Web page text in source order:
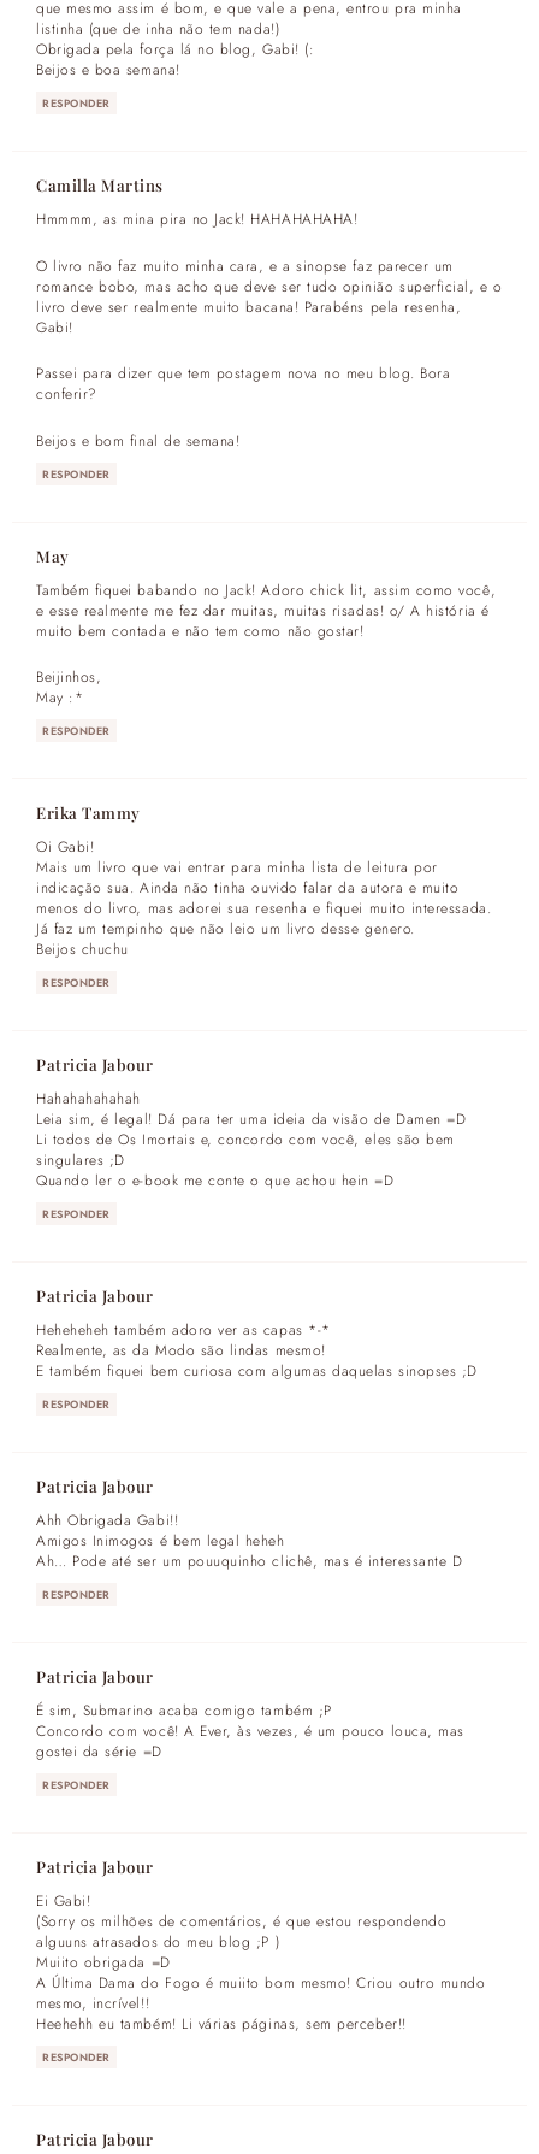
que mesmo assim é bom, e que vale a pena, entrou pra minha
listinha (que de inha não tem nada!)
Obrigada pela força lá no blog, Gabi! (:
Beijos e boa semana!
RESPONDER
Camilla Martins
Hmmmm, as mina pira no Jack! HAHAHAHAHA!
O livro não faz muito minha cara, e a sinopse faz parecer um
romance bobo, mas acho que deve ser tudo opinião superficial, e o
livro deve ser realmente muito bacana! Parabéns pela resenha,
Gabi!
Passei para dizer que tem postagem nova no meu blog. Bora
conferir?
Beijos e bom final de semana!
RESPONDER
May
Também fiquei babando no Jack! Adoro chick lit, assim como você,
e esse realmente me fez dar muitas, muitas risadas! o/ A história é
muito bem contada e não tem como não gostar!
Beijinhos,
May :*
RESPONDER
Erika Tammy
Oi Gabi!
Mais um livro que vai entrar para minha lista de leitura por
indicação sua. Ainda não tinha ouvido falar da autora e muito
menos do livro, mas adorei sua resenha e fiquei muito interessada.
Já faz um tempinho que não leio um livro desse genero.
Beijos chuchu
RESPONDER
Patricia Jabour
Hahahahahahah
Leia sim, é legal! Dá para ter uma ideia da visão de Damen =D
Li todos de Os Imortais e, concordo com você, eles são bem
singulares ;D
Quando ler o e-book me conte o que achou hein =D
RESPONDER
Patricia Jabour
Heheheheh também adoro ver as capas *-*
Realmente, as da Modo são lindas mesmo!
E também fiquei bem curiosa com algumas daquelas sinopses ;D
RESPONDER
Patricia Jabour
Ahh Obrigada Gabi!!
Amigos Inimogos é bem legal heheh
Ah… Pode até ser um pouuquinho clichê, mas é interessante D
RESPONDER
Patricia Jabour
É sim, Submarino acaba comigo também ;P
Concordo com você! A Ever, às vezes, é um pouco louca, mas
gostei da série =D
RESPONDER
Patricia Jabour
Ei Gabi!
(Sorry os milhões de comentários, é que estou respondendo
alguuns atrasados do meu blog ;P )
Muiito obrigada =D
A Última Dama do Fogo é muiito bom mesmo! Criou outro mundo
mesmo, incrível!!
Heehehh eu também! Li várias páginas, sem perceber!!
RESPONDER
Patricia Jabour